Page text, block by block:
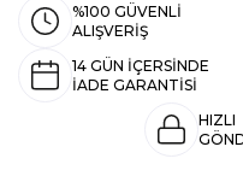
%100 GÜVENLİ
ALIŞVERİŞ
14 GÜN İÇERSİNDE
İADE GARANTİSİ
HIZLI